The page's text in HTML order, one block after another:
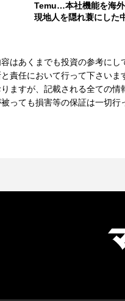
Temu…本社機能を海
現地人を隠れ蓑にした
はあくまでも投資の参考に
責任において行って下さい
ますが、記載される全ての情
っても損害等の保証は一切行